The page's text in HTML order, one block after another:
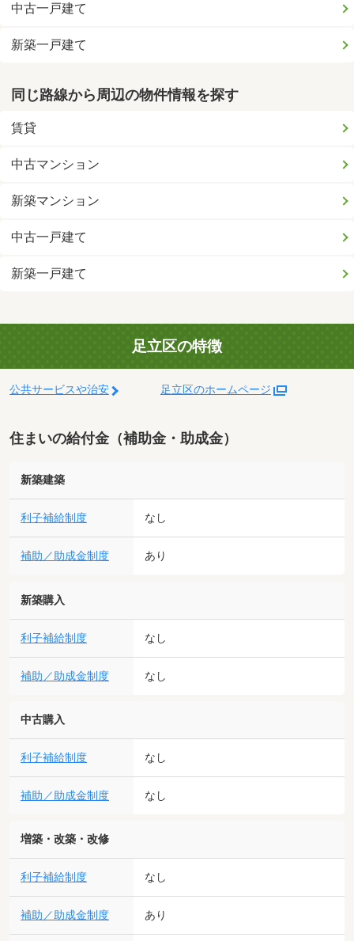
中古一戸建て
新築一戸建て
同じ路線から周辺の物件情報を探す
賃貸
中古マンション
新築マンション
中古一戸建て
新築一戸建て
足立区の特徴
公共サービスや治安 足立区のホームページ
住まいの給付金（補助金・助成金）
新築建築
利子補給制度 なし
補助／助成金制度 あり
新築購入
利子補給制度 なし
補助／助成金制度 なし
中古購入
利子補給制度 なし
補助／助成金制度 なし
増築・改築・改修
利子補給制度 なし
補助／助成金制度 あり